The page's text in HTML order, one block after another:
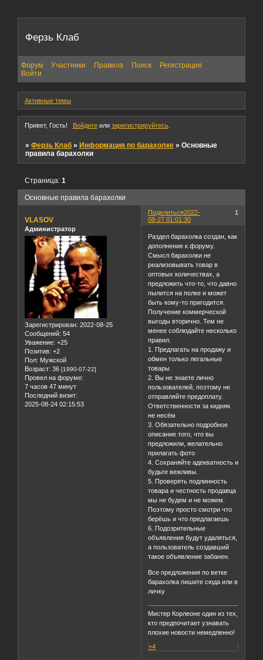
Ферзь Клаб
Форум Участники Правила Поиск
Регистрация
Войти
Активные темы
Привет, Гость! Войдитеили зарегистрируйтесь.
»Ферзь Клаб »Информация по барахолке »Основные
правила барахолки
Основные правила барахолки
Страница:1
Поделиться 1
2022-
08-27 01:01:30
VLASOV
Администратор
Зарегистрирован: 2022-08-25
Сообщений: 54
Уважение: +25
Позитив: +2
Пол: Мужской
Возраст: 36 [1990-07-22]
Провел на форуме:
7 часов 47 минут
Последний визит:
2025-08-24 02:15:53
Раздел барахолка создан, как
дополнение к форуму.
Смысл барахолки не
реализовывать товар в
оптовых количествах, а
предложить что-то, что давно
пылится на полке и может
быть кому-то пригодится.
Получение коммерческой
выгоды вторично. Тем не
менее соблюдайте несколько
правил.
1. Предлагать на продажу и
обмен только легальные
товары
2. Вы не знаете лично
пользователей, поэтому не
отправляйте предоплату.
Ответственности за кидняк
не несём
3. Обязательно подробное
описание того, что вы
предложили, желательно
прилагать фото
4. Сохраняйте адекватность и
будьте вежливы.
5. Проверять подлинность
товара и честность продавца
мы не будем и не можем.
Поэтому просто смотри что
берёшь и что предлагаешь
6. Подозрительные
объявления будут удаляться,
а пользователь создавший
такое объявление забанен.
Все предложения по ветке
барахолка пишите сюда или в
личку
Мистер Корлеоне один из тех,
кто предпочитает узнавать
плохие новости немедленно!
+4